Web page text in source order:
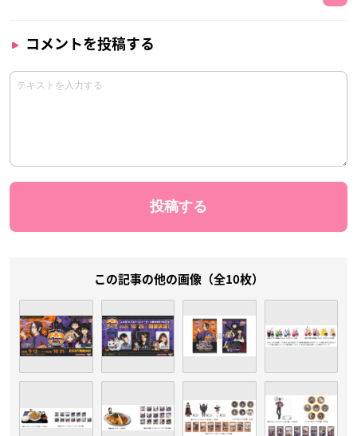
コメントを投稿する
この記事の他の画像（全10枚）